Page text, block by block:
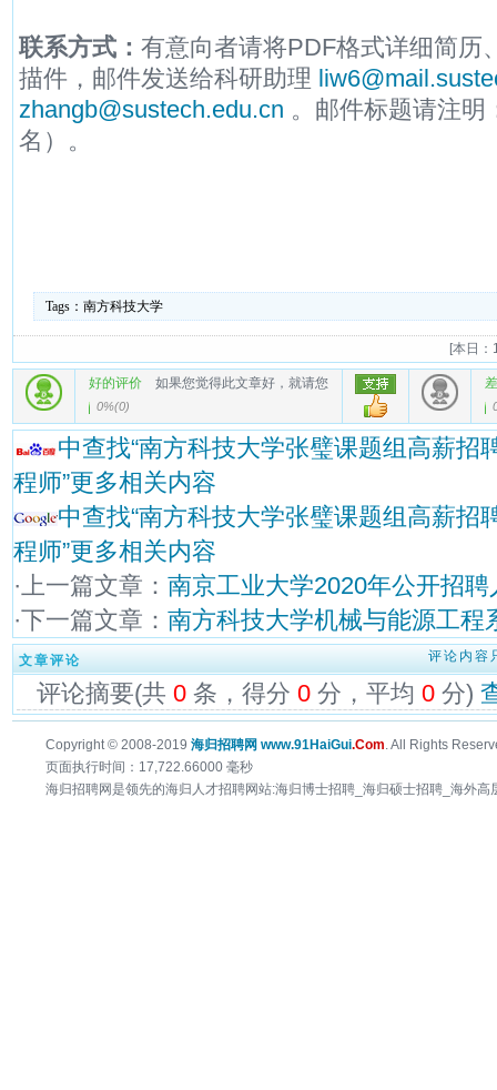
联系方式： 有意向者请将PDF格式详细简历
描件，邮件发送给科研助理
zhangb@sustech.edu.cn 。邮件标题请注明
名）。
Tags： 南方科技大学
[本日：
好的评价 如果您觉得此文章好，就请您
0%(0)
中查找“南方科技大学张璧课题组高薪招
程师”更多相关内容
中查找“南方科技大学张璧课题组高薪招
程师”更多相关内容
·上一篇文章： 南京工业大学2020年公开招聘
·下一篇文章： 南方科技大学机械与能源工程
文章评论 评论内容
评论摘要(共 0 条，得分 0 分，平均 0 分)
Copyright © 2008-2019 海归招聘网 www.91HaiGui.Com. All Rights
页面执行时间：17,722.66000 毫秒
海归招聘网是领先的海归人才招聘网站:海归博士招聘_海归硕士招聘_海外高